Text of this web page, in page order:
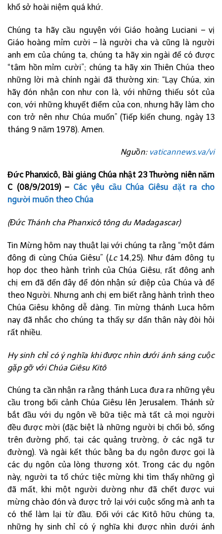
khổ sở hoài niệm quá khứ.
Chúng ta hãy cầu nguyện với Giáo hoàng Luciani – vị
Giáo hoàng mỉm cười – là người cha và cũng là người
anh em của chúng ta, chúng ta hãy xin ngài để có được
“tâm hồn mỉm cười”; chúng ta hãy xin Thiên Chúa theo
những lời mà chính ngài đã thường xin: “Lạy Chúa, xin
hãy đón nhận con như con là, với những thiếu sót của
con, với những khuyết điểm của con, nhưng hãy làm cho
con trở nên như Chúa muốn” (Tiếp kiến chung, ngày 13
tháng 9 năm 1978). Amen.
Nguồn: vaticannews.va/vi
Đức Phanxicô, Bài giảng Chúa nhật 23 Thường niên năm
C (08/9/2019) – Các yêu cầu Chúa Giêsu đặt ra cho
người muốn theo Chúa
(Đức Thánh cha Phanxicô tông du Madagascar)
Tin Mừng hôm nay thuật lại với chúng ta rằng “một đám
đông đi cùng Chúa Giêsu” (Lc14,25). Như đám đông tụ
họp dọc theo hành trình của Chúa Giêsu, rất đông anh
chị em đã đến đây để đón nhận sứ điệp của Chúa và để
theo Người. Nhưng anh chị em biết rằng hành trình theo
Chúa Giêsu không dễ dàng. Tin mừng thánh Luca hôm
nay đã nhắc cho chúng ta thấy sự dấn thân này đòi hỏi
rất nhiều.
Hy sinh chỉ có ý nghĩa khi được nhìn dưới ánh sáng cuộc
gặp gỡ với Chúa Giêsu Kitô
Chúng ta cần nhận ra rằng thánh Luca đưa ra những yêu
cầu trong bối cảnh Chúa Giêsu lên Jerusalem. Thánh sử
bắt đầu với dụ ngôn về bữa tiệc mà tất cả mọi người
đều được mời (đặc biệt là những người bị chối bỏ, sống
trên đường phố, tại các quảng trường, ở các ngã tư
đường). Và ngài kết thúc bằng ba dụ ngôn được gọi là
các dụ ngôn của lòng thương xót. Trong các dụ ngôn
này, người ta tổ chức tiệc mừng khi tìm thấy những gì
đã mất, khi một người dường như đã chết được vui
mừng chào đón và được trở lại với cuộc sống mà anh ta
có thể làm lại từ đầu. Đối với các Kitô hữu chúng ta,
những hy sinh chỉ có ý nghĩa khi được nhìn dưới ánh